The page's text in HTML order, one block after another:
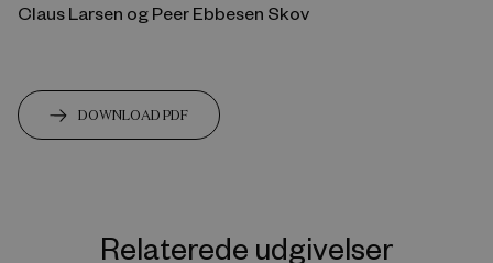
Claus Larsen og Peer Ebbesen Skov
DOWNLOAD PDF
Relaterede udgivelser